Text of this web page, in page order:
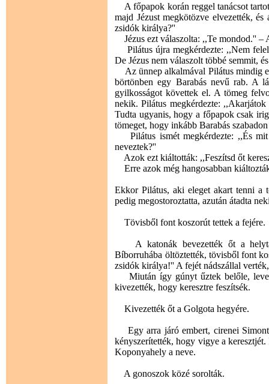
A főpapok korán reggel tanácsot
majd Jézust megkötözve elvezették,
zsidók királya?''
Jézus ezt válaszolta: ,,Te mondod.'' –
Pilátus újra megkérdezte: ,,Nem
De Jézus nem válaszolt többé semmit,
Az ünnep alkalmával Pilátus mindig
börtönben egy Barabás nevű rab. A
gyilkosságot követtek el. A tömeg
nekik. Pilátus megkérdezte:
Tudta ugyanis, hogy a főpapok csak
tömeget, hogy inkább Barabás
Pilátus ismét megkérdezte: ,,És
neveztek?''
Azok ezt kiáltották: ,,Feszítsd őt
Erre azok még hangosabban
Ekkor Pilátus, aki eleget akart tenni a
pedig megostoroztatta, azután átadta
Tövisből font koszorút tettek a fejére.
A katonák bevezették őt a
Bíborruhába öltöztették, tövisből font
zsidók királya!'' A fejét nádszállal
Miután így gúnyt űztek belőle,
kivezették, hogy keresztre feszítsék.
Kivezették őt a Golgota hegyére.
Egy arra járó embert, cirenei
kényszerítették, hogy vigye a
Koponyahely a neve.
A gonoszok közé sorolták.